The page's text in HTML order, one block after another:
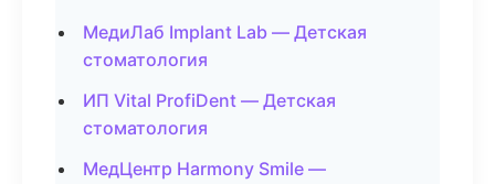
МедиЛаб Implant Lab — Детская
стоматология
ИП Vital ProfiDent — Детская
стоматология
МедЦентр Harmony Smile —